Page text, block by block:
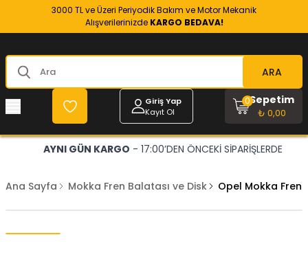
3000 TL ve Üzeri Periyodik Bakım ve Motor Mekanik
Alışverilerinizde KARGO BEDAVA!
ARA
Giriş Yap
Kayıt Ol
Sepetim
₺ 0,00
0
AYNI GÜN KARGO - 17:00’DEN ÖNCEKİ SİPARİŞLERDE
Ana Sayfa Mokka Fren Balatası ve Disk Opel Mokka Fren